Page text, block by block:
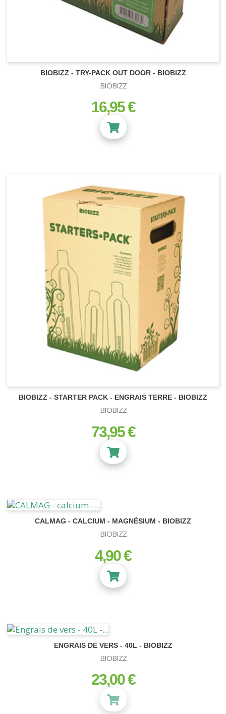
BIOBIZZ - TRY-PACK OUT DOOR - BIOBIZZ
BIOBIZZ
prix
16,95 €
BIOBIZZ - STARTER PACK - ENGRAIS TERRE - BIOBIZZ
BIOBIZZ
prix
73,95 €
CALMAG - CALCIUM - MAGNÉSIUM - BIOBIZZ
BIOBIZZ
prix
4,90 €
ENGRAIS DE VERS - 40L - BIOBIZZ
BIOBIZZ
prix
23,00 €